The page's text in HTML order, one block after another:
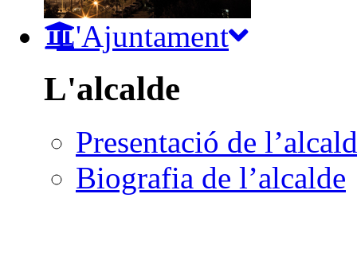
L'Ajuntament
L'alcalde
Presentació de
Biografia de l’alcalde